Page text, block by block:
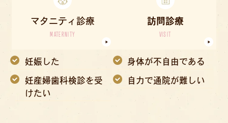
マタニティ診療
MATERNITY
妊娠した
妊産婦歯科検診を受
けたい
訪問診療
VISIT
身体が不自由である
自力で通院が難しい